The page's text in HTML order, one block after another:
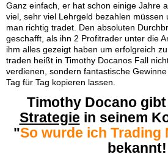
Ganz einfach, er hat schon einige Jahre
viel, sehr viel Lehrgeld bezahlen müssen
man richtig tradet. Den absoluten
geschafft, als ihn 2 Profitrader unter die
ihm alles gezeigt haben um erfolgreich
traden heißt in Timothy Docanos Fall
verdienen, sondern fantastische
Tag für Tag kopieren lassen.
Timothy Docano
Strategie in seinem
"So wurde ich Trading
bekannt!